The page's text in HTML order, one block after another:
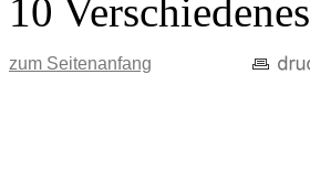
10 Verschiedenes
zum Seitenanfang